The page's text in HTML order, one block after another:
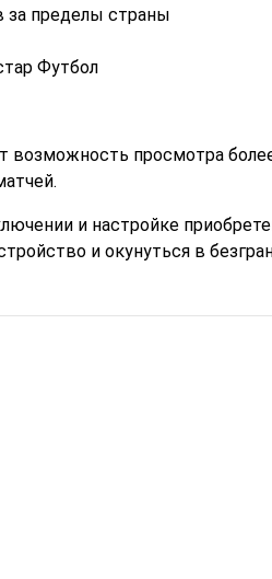
за пределы страны
Футбол
просмотра
и настройке
и окунуться в